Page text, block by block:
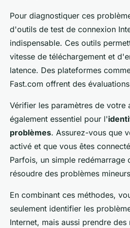
Pour diagnostiquer ces
d'outils de test de connexion
indispensable. Ces outils
vitesse de téléchargement et
latence. Des plateformes
Fast.com offrent des
Vérifier les paramètres de votre
également essentiel pour l'
problèmes. Assurez-vous que
activé et que vous êtes
Parfois, un simple redémarrage
résoudre des problèmes
En combinant ces méthodes,
seulement identifier les
Internet, mais aussi prendre des